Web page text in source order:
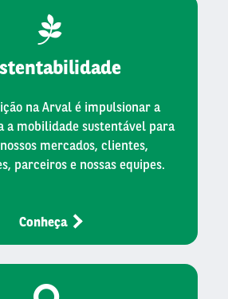
na Arval é impulsionar a
a mobilidade sustentável para
mercados, clientes,
parceiros e nossas equipes.
Conheça